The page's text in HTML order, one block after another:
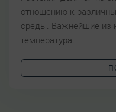
отношению к
среды. Важнейшие из
температура.